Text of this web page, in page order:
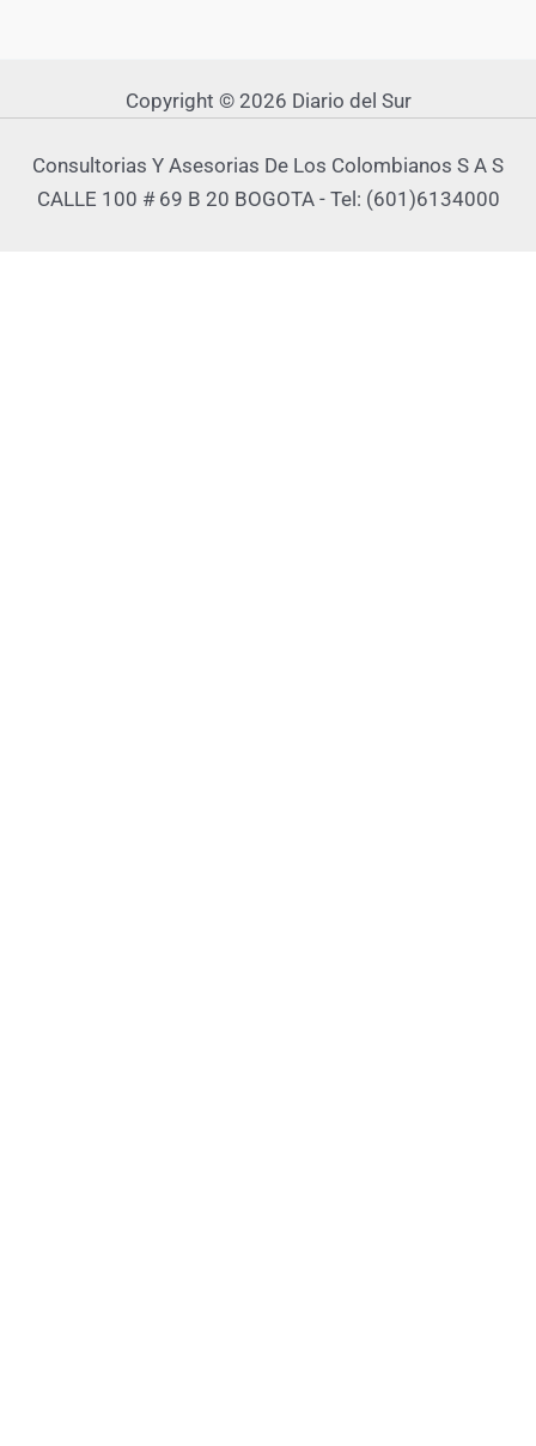
Copyright © 2026 Diario del Sur
Consultorias Y Asesorias De Los Colombianos S A S
CALLE 100 # 69 B 20 BOGOTA - Tel: (601)6134000